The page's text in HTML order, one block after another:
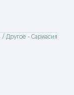
Другое - Сариасия